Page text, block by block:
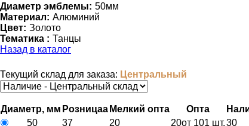
Диаметр эмблемы: 50мм
Материал: Алюминий
Цвет: Золото
Тематика : Танцы
Назад в каталог
Текущий склад для заказа: Центральный
Диаметр, мм Розницаa Мелкий оптa Оптa
50
37 20 20от 101 шт.30